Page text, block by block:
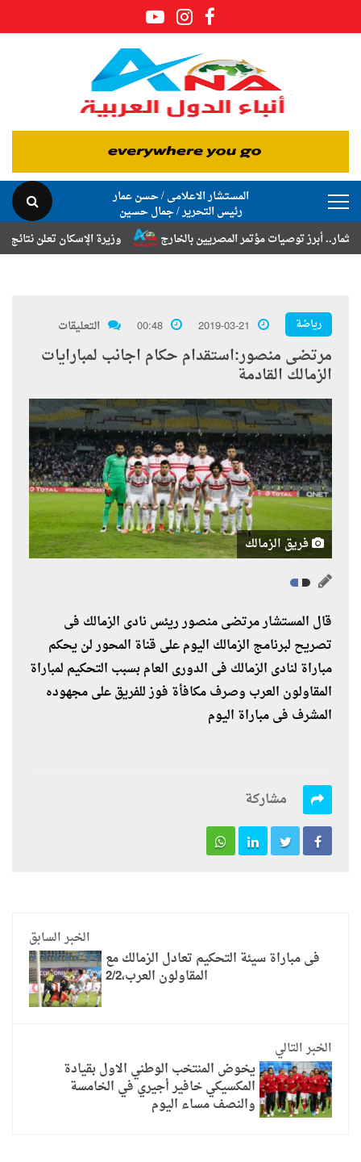
المستشار الاعلامى / حسن عمار
رئيس التحرير / جمال حسين
وزيرة الإسكان تعلن نتائج قرعة
توصيات مؤتمر المصريين بالخارج
رياضة 2019-03-21
00:48 التعليقات
مرتضى منصور:استقدام حكام اجانب لمبارايات
الزمالك القادمة
فريق الزمالك
قال المستشار مرتضى منصور ريئس نادى الزمالك فى
تصريح لبرنامج الزمالك اليوم على قناة المحور لن يحكم
مباراة لنادى الزمالك فى الدورى العام بسبب التحكيم لمباراة
المقاولون العرب وصرف مكافأة فوز للفريق على مجهوده
المشرف فى مباراة اليوم
مشاركة
الخبر السابق
فى مباراة سيئة التحكيم تعادل الزمالك مع
المقاولون العرب،2/2
الخبر التالي
يخوض المنتخب الوطني الاول بقيادة
المكسيكي خافير أجيري في الخامسة
والنصف مساء اليوم